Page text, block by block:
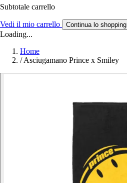
Subtotale carrello
Vedi il mio carrello Continua lo shopping
Loading...
Home
/ Asciugamano Prince x Smiley